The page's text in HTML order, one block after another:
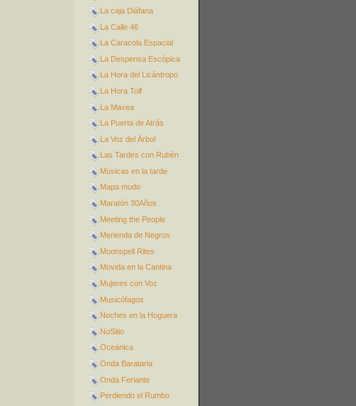
La caja Diáfana
La Calle 46
La Caracola Espacial
La Despensa Escópica
La Hora del Licántropo
La Hora Tolf
La Mavea
La Puerta de Atrás
La Voz del Árbol
Las Tardes con Rubén
Músicas en la tarde
Mapa mudo
Maratón 30Años
Meeting the People
Merienda de Negros
Moonspell Rites
Movida en la Cantina
Mujeres con Voz
Musicófagos
Noches en la Hoguera
NoSitio
Oceánica
Onda Barataria
Onda Feriante
Perdiendo el Rumbo